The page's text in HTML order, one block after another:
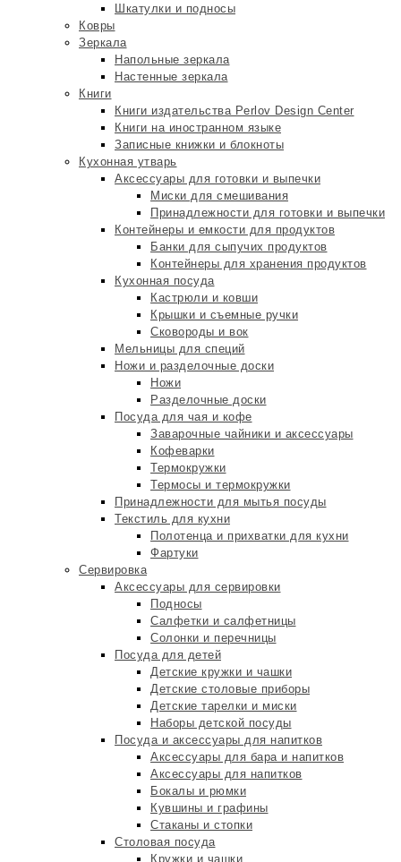
Шкатулки и подносы
Ковры
Зеркала
Напольные зеркала
Настенные зеркала
Книги
Книги издательства Perlov Design Center
Книги на иностранном языке
Записные книжки и блокноты
Кухонная утварь
Аксессуары для готовки и выпечки
Миски для смешивания
Принадлежности для готовки и выпечки
Контейнеры и емкости для продуктов
Банки для сыпучих продуктов
Контейнеры для хранения продуктов
Кухонная посуда
Кастрюли и ковши
Крышки и съемные ручки
Сковороды и вок
Мельницы для специй
Ножи и разделочные доски
Ножи
Разделочные доски
Посуда для чая и кофе
Заварочные чайники и аксессуары
Кофеварки
Термокружки
Термосы и термокружки
Принадлежности для мытья посуды
Текстиль для кухни
Полотенца и прихватки для кухни
Фартуки
Сервировка
Аксессуары для сервировки
Подносы
Салфетки и салфетницы
Солонки и перечницы
Посуда для детей
Детские кружки и чашки
Детские столовые приборы
Детские тарелки и миски
Наборы детской посуды
Посуда и аксессуары для напитков
Аксессуары для бара и напитков
Аксессуары для напитков
Бокалы и рюмки
Кувшины и графины
Стаканы и стопки
Столовая посуда
Кружки и чашки